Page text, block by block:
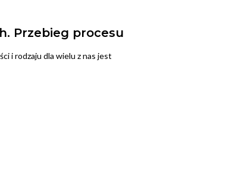
Przebieg procesu
i rodzaju dla wielu z nas jest